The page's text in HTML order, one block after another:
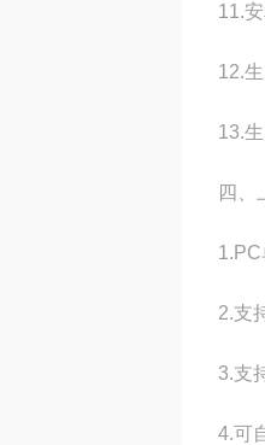
11.
12.
13.
四、
2.支
3.支
4.可